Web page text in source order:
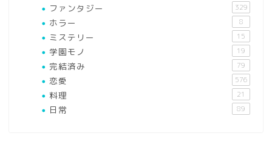
ファンタジー 329
ホラー 8
ミステリー 15
学園モノ 19
完結済み 79
恋愛 576
料理 21
日常 89